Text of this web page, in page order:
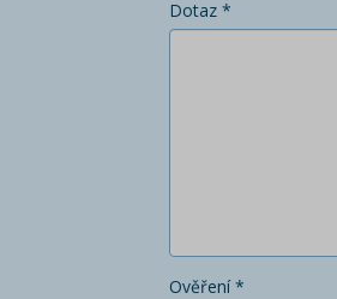
Dotaz *
Ověření *